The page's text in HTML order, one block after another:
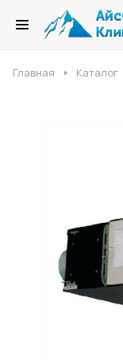
Главная Каталог